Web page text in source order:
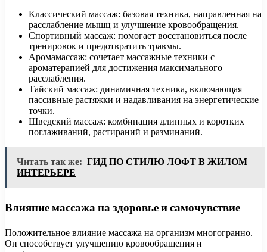
Классический массаж: базовая техника, направленная на
расслабление мышц и улучшение кровообращения.
Спортивный массаж: помогает восстановиться после
тренировок и предотвратить травмы.
Аромамассаж: сочетает массажные техники с
ароматерапией для достижения максимального
расслабления.
Тайский массаж: динамичная техника, включающая
пассивные растяжки и надавливания на энергетические
точки.
Шведский массаж: комбинация длинных и коротких
поглаживаний, растираний и разминаний.
Читать так же: ГИД ПО СТИЛЮ ЛОФТ В ЖИЛОМ
ИНТЕРЬЕРЕ
Влияние массажа на здоровье и самочувствие
Положительное влияние массажа на организм многогранно.
Он способствует улучшению кровообращения и